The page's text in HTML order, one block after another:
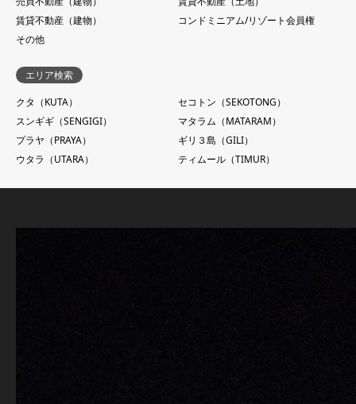
賃貸不動産（建物）
コンドミニアム/リゾート会員権
その他
エリア検索
クタ（KUTA）
セコトン（SEKOTONG）
スンギギ（SENGIGI）
マタラム（MATARAM）
プラヤ（PRAYA）
ギリ３島（GILI）
ウタラ（UTARA）
ティムール（TIMUR）